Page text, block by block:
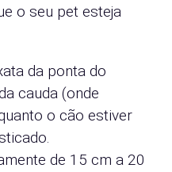
o seu pet esteja
da ponta do
cauda (onde
o cão estiver
de 15 cm a 20